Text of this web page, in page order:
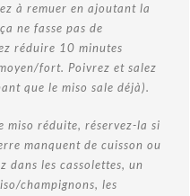
à remuer en ajoutant la
ne fasse pas de
réduire 10 minutes
fort. Poivrez et salez
que le miso sale déjà).
miso réduite, réservez-la si
manquent de cuisson ou
dans les cassolettes, un
champignons, les